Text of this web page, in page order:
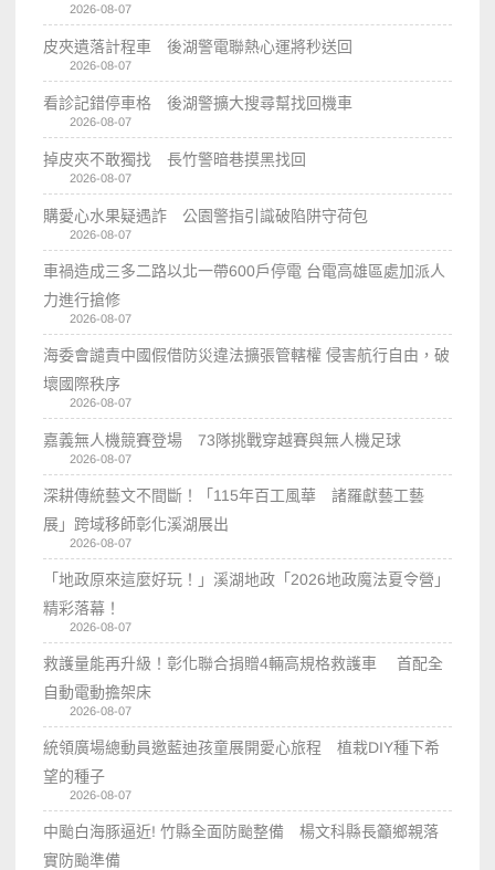
2026-08-07
皮夾遺落計程車 後湖警電聯熱心運將秒送回
2026-08-07
看診記錯停車格 後湖警擴大搜尋幫找回機車
2026-08-07
掉皮夾不敢獨找 長竹警暗巷摸黑找回
2026-08-07
購愛心水果疑遇詐 公園警指引識破陷阱守荷包
2026-08-07
車禍造成三多二路以北一帶600戶停電 台電高雄區處加派人
力進行搶修
2026-08-07
海委會譴責中國假借防災違法擴張管轄權 侵害航行自由，破
壞國際秩序
2026-08-07
嘉義無人機競賽登場 73隊挑戰穿越賽與無人機足球
2026-08-07
深耕傳統藝文不間斷！「115年百工風華 諸羅獻藝工藝
展」跨域移師彰化溪湖展出
2026-08-07
「地政原來這麼好玩！」溪湖地政「2026地政魔法夏令營」
精彩落幕！
2026-08-07
救護量能再升級！彰化聯合捐贈4輛高規格救護車 首配全
自動電動擔架床
2026-08-07
統領廣場總動員邀藍迪孩童展開愛心旅程 植栽DIY種下希
望的種子
2026-08-07
中颱白海豚逼近! 竹縣全面防颱整備 楊文科縣長籲鄉親落
實防颱準備